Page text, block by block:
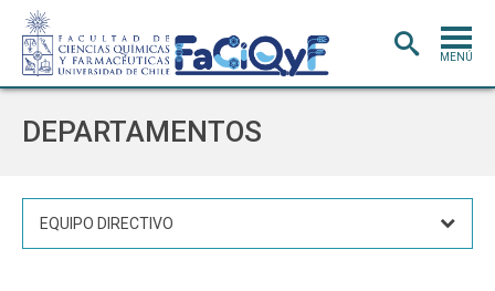
MENÚ
DEPARTAMENTOS
EQUIPO DIRECTIVO